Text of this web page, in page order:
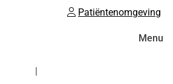
Patiëntenomgeving
Menu